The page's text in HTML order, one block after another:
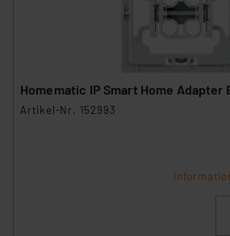
Homematic IP Smart Home Adapter
Artikel-Nr. 152993